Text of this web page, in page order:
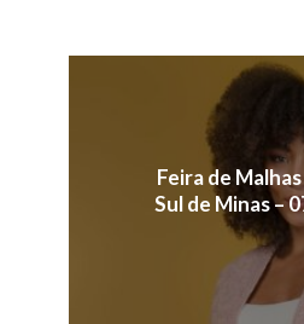
Feira de
Sul de Minas –